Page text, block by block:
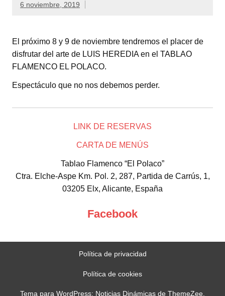
6 noviembre, 2019
El próximo 8 y 9 de noviembre tendremos el placer de
disfrutar del arte de LUIS HEREDIA en el TABLAO
FLAMENCO EL POLACO.
Espectáculo que no nos debemos perder.
LINK DE RESERVAS
CARTA DE MENÚS
Tablao Flamenco “El Polaco”
Ctra. Elche-Aspe Km. Pol. 2, 287, Partida de Carrús, 1,
03205 Elx, Alicante, España
Facebook
Política de privacidad
Política de cookies
Tema para WordPress: Noticias Dinámicas de ThemeZee.